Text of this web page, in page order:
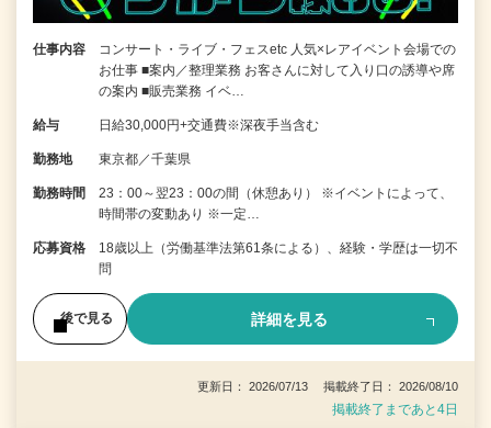
仕事内容
コンサート・ライブ・フェスetc 人気×レアイベント会場での
お仕事 ■案内／整理業務 お客さんに対して入り口の誘導や席
の案内 ■販売業務 イベ…
給与 日給30,000円+交通費※深夜手当含む
勤務地 東京都／千葉県
勤務時間
23：00～翌23：00の間（休憩あり） ※イベントによって、
時間帯の変動あり ※一定…
応募資格
18歳以上（労働基準法第61条による）、経験・学歴は一切不
問
後で見る 詳細を見る
更新日： 2026/07/13 掲載終了日： 2026/08/10
掲載終了まであと4日